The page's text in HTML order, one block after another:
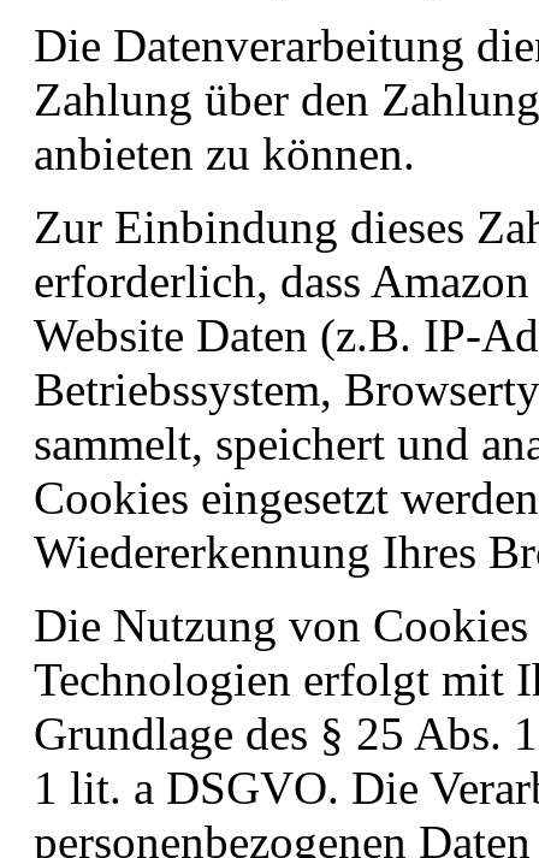
Die Datenverarbeitung
Zahlung über den
anbieten zu können.
Zur Einbindung dieses
erforderlich, dass
Website Daten (z.B. IP-
Betriebssystem,
sammelt, speichert und
Cookies eingesetzt
Wiedererkennung Ihres
Die Nutzung von
Technologien erfolgt mit
Grundlage des § 25 Abs.
1 lit. a DSGVO. Die
personenbezogenen